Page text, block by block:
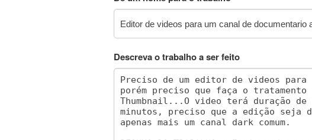
Descreva o trabalho a ser feito